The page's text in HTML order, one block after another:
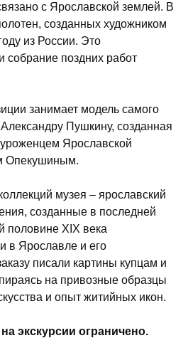
с Ярославской землей. В
созданных художником
из России. Это
собрание поздних работ
занимает модель самого
Пушкину, созданная
Ярославской
Опекушиным.
музея – ярославский
созданные в последней
половине XIX века
в Ярославле и его
писали картины купцам и
на привозные образцы
и опыт житийных икон.
экскурсии ограничено.